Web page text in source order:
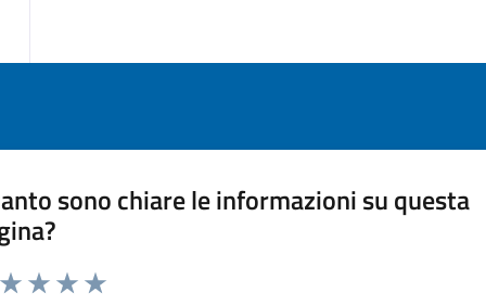
sono chiare le informazioni su questa
da 1 a 5 stelle la pagina